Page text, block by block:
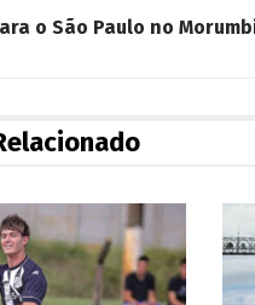
o São Paulo no